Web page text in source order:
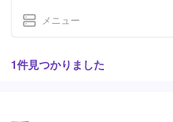
メニュー
1件見つかりました